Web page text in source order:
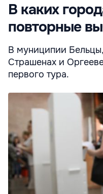
В каких
повторные
В муниципии
Страшенах и
первого тура.